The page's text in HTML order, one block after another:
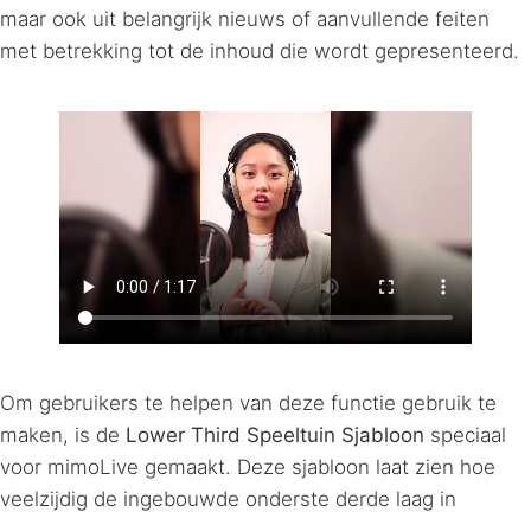
maar ook uit belangrijk nieuws of aanvullende feiten
met betrekking tot de inhoud die wordt gepresenteerd.
Om gebruikers te helpen van deze functie gebruik te
maken, is de Lower Third Speeltuin Sjabloon speciaal
voor mimoLive gemaakt. Deze sjabloon laat zien hoe
veelzijdig de ingebouwde onderste derde laag in